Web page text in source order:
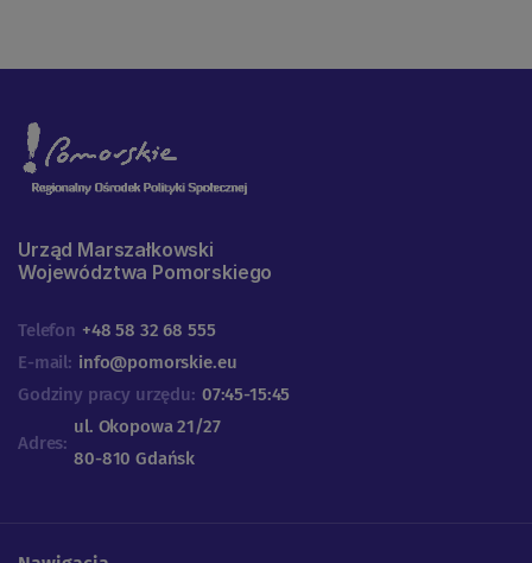
Urząd Marszałkowski
Województwa Pomorskiego
Telefon +48 58 32 68 555
E-mail: info@pomorskie.eu
Godziny pracy urzędu: 07:45-15:45
Adres:
ul. Okopowa 21/27
80-810 Gdańsk